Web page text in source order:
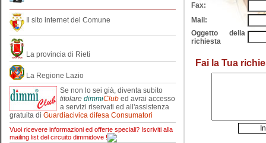
Il sito internet del Comune
La provincia di Rieti
La Regione Lazio
Se non lo sei già, diventa subito
titolare dimmiClub ed avrai accesso
a servizi riservati ed all'assistenza
gratuita di Guardiacivica difesa Consumatori
Vuoi ricevere informazioni ed offerte speciali? Iscriviti alla
mailing list del circuito dimmidove !
Fax:
Mail:
Oggetto della
richiesta
Fai la Tua